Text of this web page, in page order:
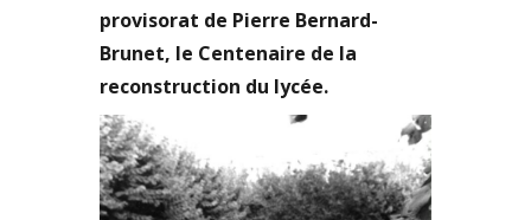
provisorat de Pierre Bernard-
Brunet, le Centenaire de la
reconstruction du lycée.